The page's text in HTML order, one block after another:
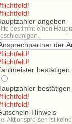
angeben
bestimmt einen
bestätigen
bestätigen
Hinweis
Aktionspreisen ist